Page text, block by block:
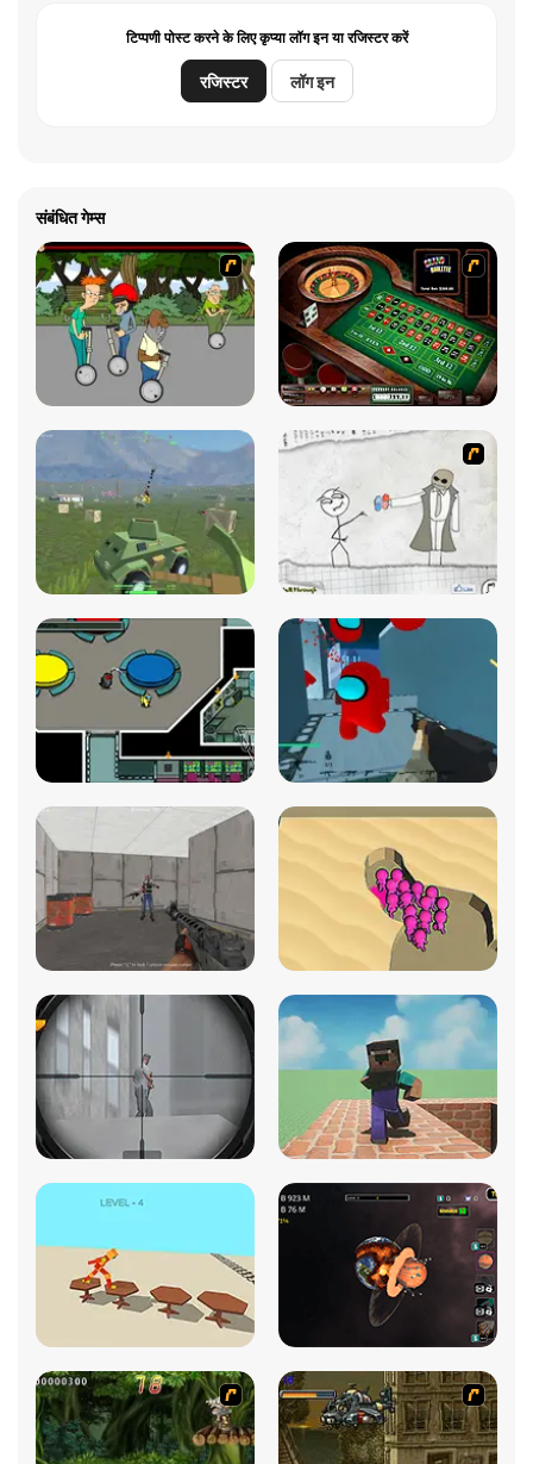
टिप्पणी पोस्ट करने के लिए कृप्या लॉग इन या रजिस्टर करें
रजिस्टर लॉग इन
संबंधित गेम्स